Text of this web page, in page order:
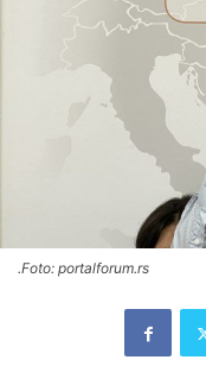
.Foto: portalforum.rs